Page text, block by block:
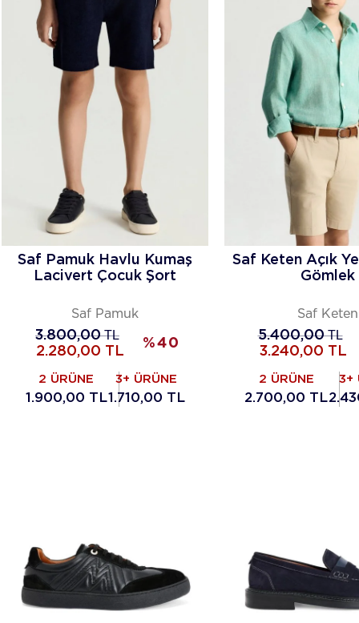
Saf Pamuk Havlu Kumaş
Lacivert Çocuk Şort
Saf Pamuk
3.800,00TL
2.280,00 TL
%40
2 ÜRÜNE
1.900,00 TL
3+ ÜRÜNE
1.710,00 TL
Saf Keten Açık
Gömlek
Saf Keten
5.400,00TL
3.240,00 TL
2 ÜRÜNE
2.700,00 TL
3+